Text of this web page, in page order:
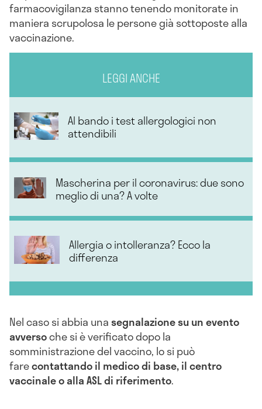
farmacovigilanza stanno tenendo monitorate in
maniera scrupolosa le persone già sottoposte alla
vaccinazione.
LEGGI ANCHE
Al bando i test allergologici non
attendibili
Mascherina per il coronavirus: due sono
meglio di una? A volte
Allergia o intolleranza? Ecco la
differenza
Nel caso si abbia unasegnalazione su un evento
avversoche si è verificato dopo la
somministrazione del vaccino, lo si può
farecontattando il medico di base, il centro
vaccinale o alla ASL di riferimento.